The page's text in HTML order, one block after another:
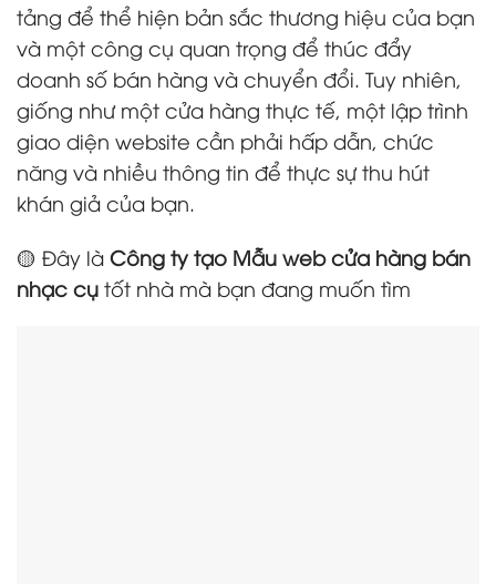
tảng để thể hiện bản sắc thương hiệu của bạn
và một công cụ quan trọng để thúc đẩy
doanh số bán hàng và chuyển đổi. Tuy nhiên,
giống như một cửa hàng thực tế, một lập trình
giao diện website cần phải hấp dẫn, chức
năng và nhiều thông tin để thực sự thu hút
khán giả của bạn.
🟡 Đây là Công ty tạo Mẫu web cửa hàng bán
nhạc cụ tốt nhà mà bạn đang muốn tìm